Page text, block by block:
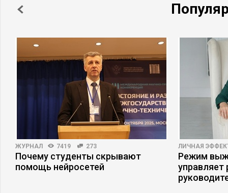
ЖУРНАЛ 7419 273
Почему студенты скрывают
помощь нейросетей
ЛИЧНАЯ
Режим